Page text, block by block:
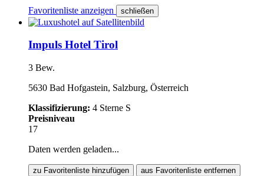
Favoritenliste anzeigen schließen
Impuls Hotel Tirol
3 Bew.
5630 Bad Hofgastein, Salzburg, Österreich
Klassifizierung: 4 Sterne S
Preisniveau
17
Daten werden geladen...
zu Favoritenliste hinzufügen aus Favoritenliste entfernen